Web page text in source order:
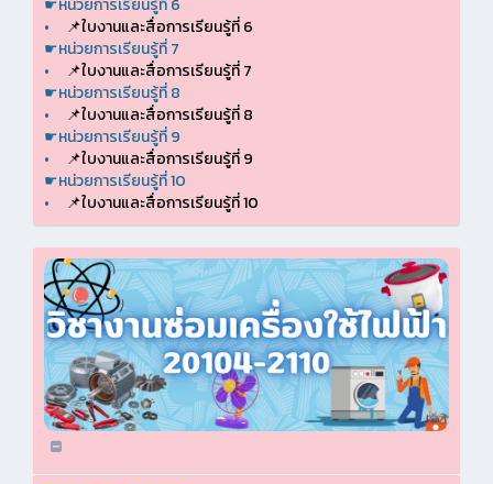
☛หน่วยการเรียนรู้ที่ 6
•
📌ใบงานและสื่อการเรียนรู้ที่ 6
☛หน่วยการเรียนรู้ที่ 7
•
📌ใบงานและสื่อการเรียนรู้ที่ 7
☛หน่วยการเรียนรู้ที่ 8
•
📌ใบงานและสื่อการเรียนรู้ที่ 8
☛หน่วยการเรียนรู้ที่ 9
•
📌ใบงานและสื่อการเรียนรู้ที่ 9
☛หน่วยการเรียนรู้ที่ 10
•
📌ใบงานและสื่อการเรียนรู้ที่ 10